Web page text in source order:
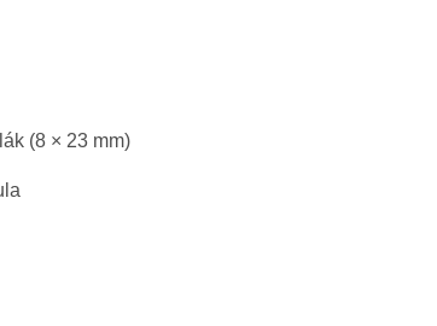
(8 × 23 mm)